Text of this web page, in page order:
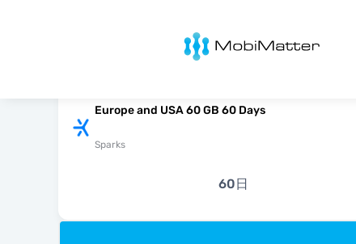
MobiMatter
Europe and USA 60 GB 60 Days
Sparks
60日